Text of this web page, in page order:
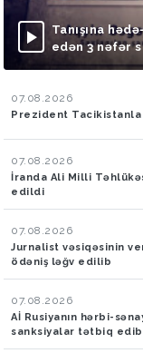
Tanışına
edən 3 nəfər
07.08.2026
Prezident Tacikistanla
07.08.2026
İranda Ali Milli
edildi
07.08.2026
Jurnalist vəsiqəsinin
ödəniş ləğv edilib
07.08.2026
Aİ Rusiyanın hərbi-
sanksiyalar tətbiq edib